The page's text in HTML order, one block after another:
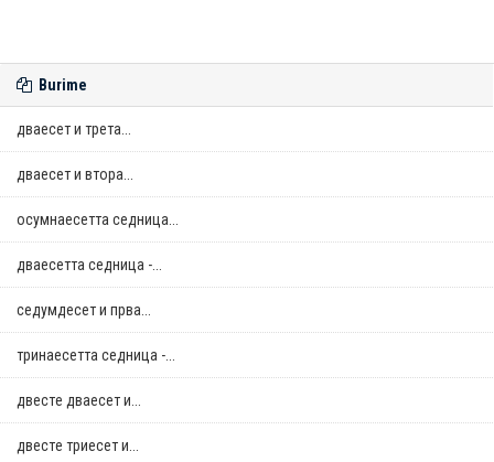
Burime
дваесет и трета...
дваесет и втора...
осумнaесетта седница...
дваесетта седница -...
седумдесет и прва...
тринаесетта седница -...
двестe дваесет и...
двестe триесет и...